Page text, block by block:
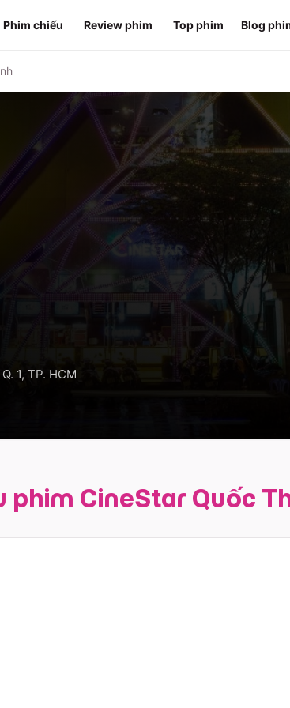
Phim chiếu Review phim Top phim Blog
1, TP. HCM
phim CineStar Quốc